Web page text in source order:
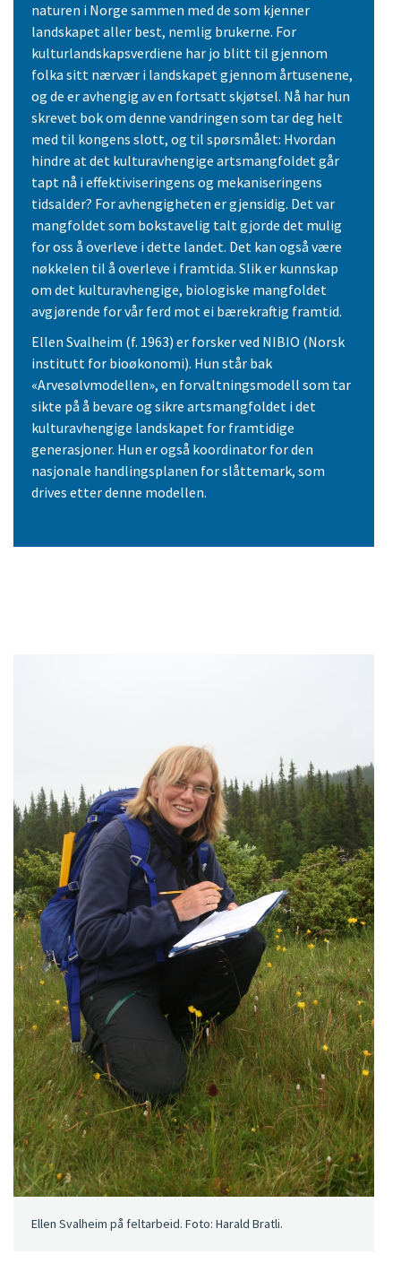
naturen i Norge sammen med de som kjenner
landskapet aller best, nemlig brukerne. For
kulturlandskapsverdiene har jo blitt til gjennom
folka sitt nærvær i landskapet gjennom årtusenene,
og de er avhengig av en fortsatt skjøtsel. Nå har hun
skrevet bok om denne vandringen som tar deg helt
med til kongens slott, og til spørsmålet: Hvordan
hindre at det kulturavhengige artsmangfoldet går
tapt nå i effektiviseringens og mekaniseringens
tidsalder? For avhengigheten er gjensidig. Det var
mangfoldet som bokstavelig talt gjorde det mulig
for oss å overleve i dette landet. Det kan også være
nøkkelen til å overleve i framtida. Slik er kunnskap
om det kulturavhengige, biologiske mangfoldet
avgjørende for vår ferd mot ei bærekraftig framtid.
Ellen Svalheim (f. 1963) er forsker ved NIBIO (Norsk
institutt for bioøkonomi). Hun står bak
«Arvesølvmodellen», en forvaltningsmodell som tar
sikte på å bevare og sikre artsmangfoldet i det
kulturavhengige landskapet for framtidige
generasjoner. Hun er også koordinator for den
nasjonale handlingsplanen for slåttemark, som
drives etter denne modellen.
Ellen Svalheim på feltarbeid. Foto: Harald Bratli.